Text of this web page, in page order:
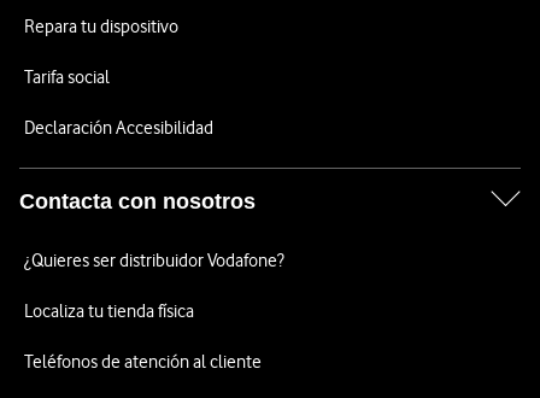
Repara tu dispositivo
Tarifa social
Declaración Accesibilidad
Contacta con nosotros
¿Quieres ser distribuidor Vodafone?
Localiza tu tienda física
Teléfonos de atención al cliente